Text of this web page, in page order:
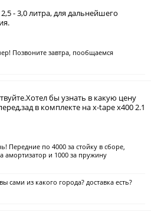
- 3,0 литра, для дальнейшего
Позвоните завтра, пообщаемся
бы узнать в какую цену
в комплекте на x-tape х400 2.1
Передние по 4000 за стойку в сборе,
амортизатор и 1000 за пружину
сами из какого города? доставка есть?